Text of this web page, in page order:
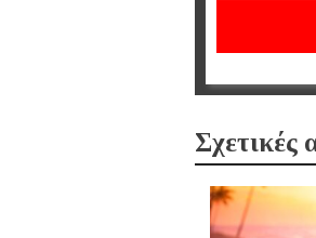
Σχετικές